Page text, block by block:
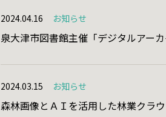
2024.04.16 お知らせ
泉大津市図書館主催「デジタルアー
2024.03.15 お知らせ
森林画像とＡＩを活用した林業クラ